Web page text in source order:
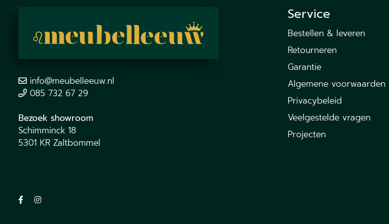
info@meubelleeuw.nl
085 732 67 29
Bezoek showroom
Schimminck 18
5301 KR Zaltbommel
Service
Bestellen & leveren
Retourneren
Garantie
Algemene voorwaarden
Privacybeleid
Veelgestelde vragen
Projecten